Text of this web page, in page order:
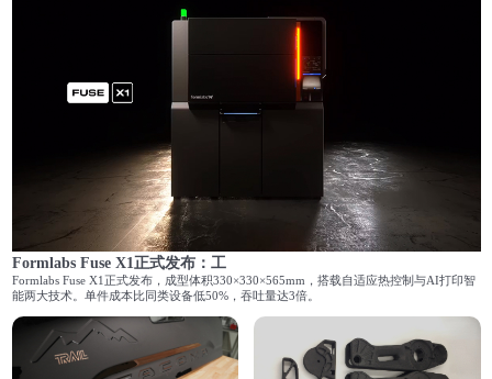
Formlabs Fuse X1正式发布：工
Formlabs Fuse X1正式发布，成型体积330×330×565mm，搭载自适应热控制与AI打印智
能两大技术。单件成本比同类设备低50%，吞吐量达3倍。